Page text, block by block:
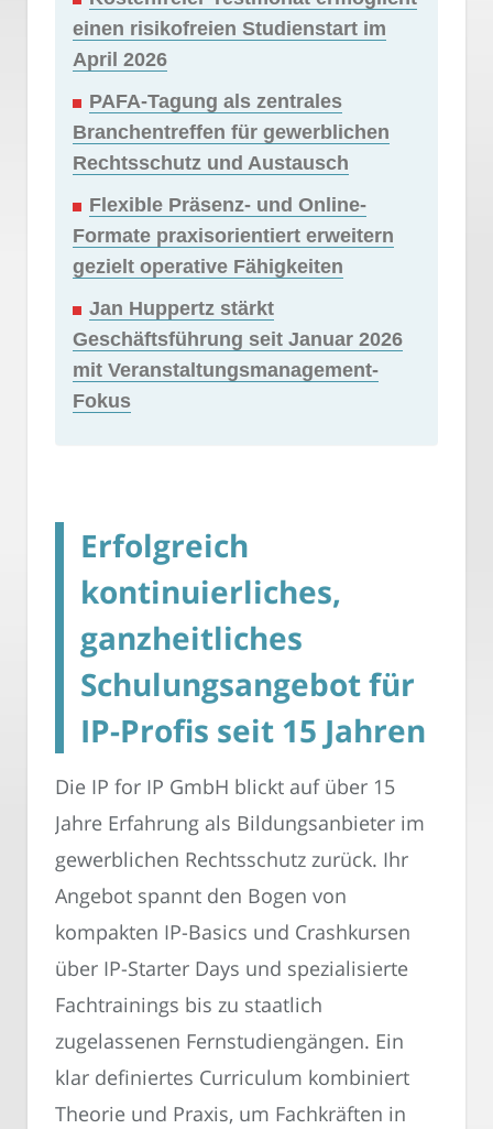
einen risikofreien Studienstart im
April 2026
PAFA-Tagung als zentrales
Branchentreffen für gewerblichen
Rechtsschutz und Austausch
Flexible Präsenz- und Online-
Formate praxisorientiert erweitern
gezielt operative Fähigkeiten
Jan Huppertz stärkt
Geschäftsführung seit Januar 2026
mit Veranstaltungsmanagement-
Fokus
Erfolgreich
kontinuierliches,
ganzheitliches
Schulungsangebot für
IP-Profis seit 15 Jahren
Die IP for IP GmbH blickt auf über 15
Jahre Erfahrung als Bildungsanbieter im
gewerblichen Rechtsschutz zurück. Ihr
Angebot spannt den Bogen von
kompakten IP-Basics und Crashkursen
über IP-Starter Days und spezialisierte
Fachtrainings bis zu staatlich
zugelassenen Fernstudiengängen. Ein
klar definiertes Curriculum kombiniert
Theorie und Praxis, um Fachkräften in